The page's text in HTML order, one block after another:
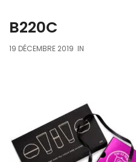
B220C
19 DÉCEMBRE 2019 IN